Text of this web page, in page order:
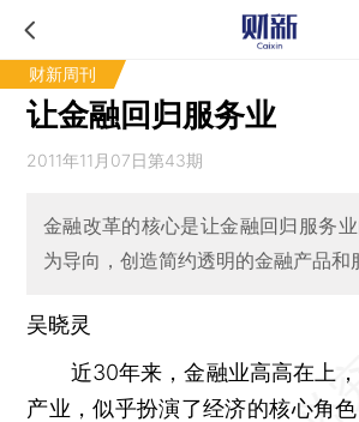
财新周刊
让金融回归服务业
2011年11月07日第43期
金融改革的核心是让金融回归服务
为导向，创造简约透明的金融产品和
吴晓灵
近30年来，金融业高高在上，
产业，似乎扮演了经济的核心角